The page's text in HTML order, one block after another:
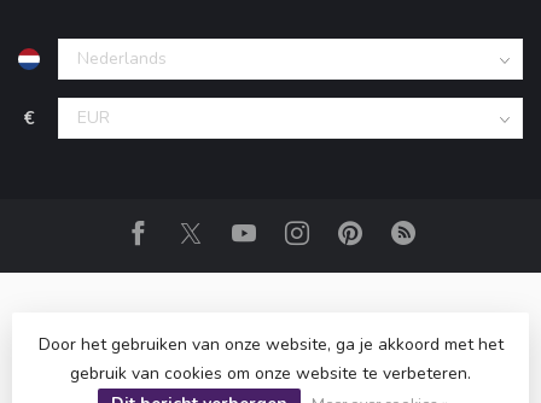
€
© Copyright 2026 Drank Cadeau - Powered byLightspeed
Door het gebruiken van onze website, ga je akkoord met het
gebruik van cookies om onze website te verbeteren.